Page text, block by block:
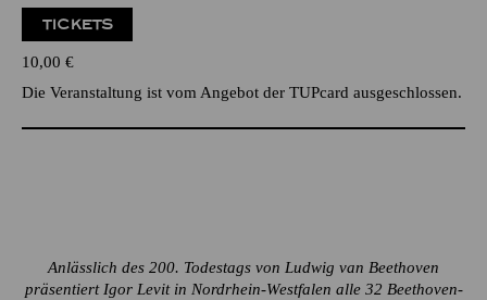
TICKETS
10,00 €
Die Veranstaltung ist vom Angebot der TUPcard ausgeschlossen.
Anlässlich des 200. Todestags von Ludwig van Beethoven
präsentiert Igor Levit in Nordrhein-Westfalen alle 32 Beethoven-